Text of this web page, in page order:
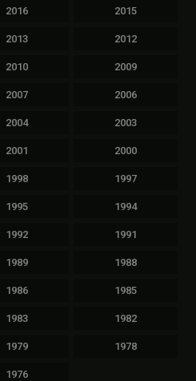
2016 2015
2013 2012
2010 2009
2007 2006
2004 2003
2001 2000
1998 1997
1995 1994
1992 1991
1989 1988
1986 1985
1983 1982
1979 1978
1976